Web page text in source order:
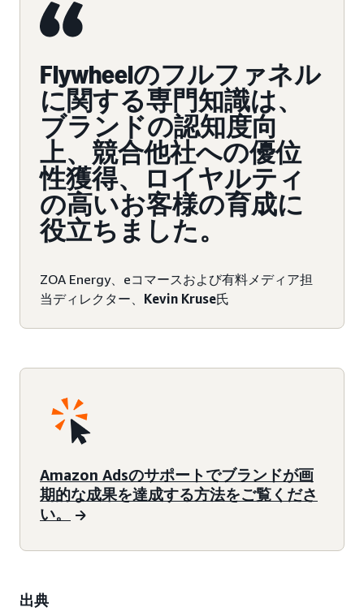
Flywheelのフルファネル
に関する専門知識は、
ブランドの認知度向
上、競合他社への優位
性獲得、ロイヤルティ
の高いお客様の育成に
役立ちました。
ZOA Energy、eコマースおよび有料メディア担
当ディレクター、 Kevin Kruse氏
Amazon Adsのサポートでブランドが画
期的な成果を達成する方法をご覧くださ
い。
出典